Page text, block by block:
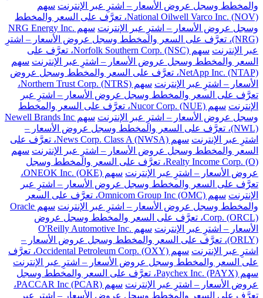
والمخطط وسجل عروض الأسعار – اشترِ عبر الإنترنت سهم
National Oilwell Varco Inc. (NOV)، تعرَّف على السعر والمخطط
وسجل عروض الأسعار – اشترِ عبر الإنترنت
سهم NRG Energy Inc.
(NRG)، تعرَّف على السعر والمخطط وسجل عروض الأسعار – اشترِ
عبر الإنترنت
سهم Norfolk Southern Corp. (NSC)، تعرَّف على
السعر والمخطط وسجل عروض الأسعار – اشترِ عبر الإنترنت سهم
NetApp Inc. (NTAP)، تعرَّف على السعر والمخطط وسجل عروض
الأسعار – اشترِ عبر الإنترنت
سهم Northern Trust Corp. (NTRS)،
تعرَّف على السعر والمخطط وسجل عروض الأسعار – اشترِ عبر
الإنترنت
سهم Nucor Corp. (NUE)، تعرَّف على السعر والمخطط
وسجل عروض الأسعار – اشترِ عبر الإنترنت
سهم Newell Brands Inc
(NWL)، تعرَّف على السعر والمخطط وسجل عروض الأسعار –
اشترِ عبر الإنترنت
سهم News Corp. Class A (NWSA)، تعرَّف على
السعر والمخطط وسجل عروض الأسعار – اشترِ عبر الإنترنت سهم
Realty Income Corp. (O)، تعرَّف على السعر والمخطط وسجل
عروض الأسعار – اشترِ عبر الإنترنت
سهم ONEOK Inc. (OKE)،
تعرَّف على السعر والمخطط وسجل عروض الأسعار – اشترِ عبر
الإنترنت
سهم Omnicom Group Inc (OMC)، تعرَّف على السعر
والمخطط وسجل عروض الأسعار – اشترِ عبر الإنترنت
سهم Oracle
Corp. (ORCL)، تعرَّف على السعر والمخطط وسجل عروض
الأسعار – اشترِ عبر الإنترنت
سهم O'Reilly Automotive Inc.
(ORLY)، تعرَّف على السعر والمخطط وسجل عروض الأسعار –
اشترِ عبر الإنترنت
سهم Occidental Petroleum Corp. (OXY)، تعرَّف
على السعر والمخطط وسجل عروض الأسعار – اشترِ عبر الإنترنت
سهم Paychex Inc. (PAYX)، تعرَّف على السعر والمخطط وسجل
عروض الأسعار – اشترِ عبر الإنترنت
سهم PACCAR Inc (PCAR)،
تعرَّف على السعر والمخطط وسجل عروض الأسعار – اشترِ عبر